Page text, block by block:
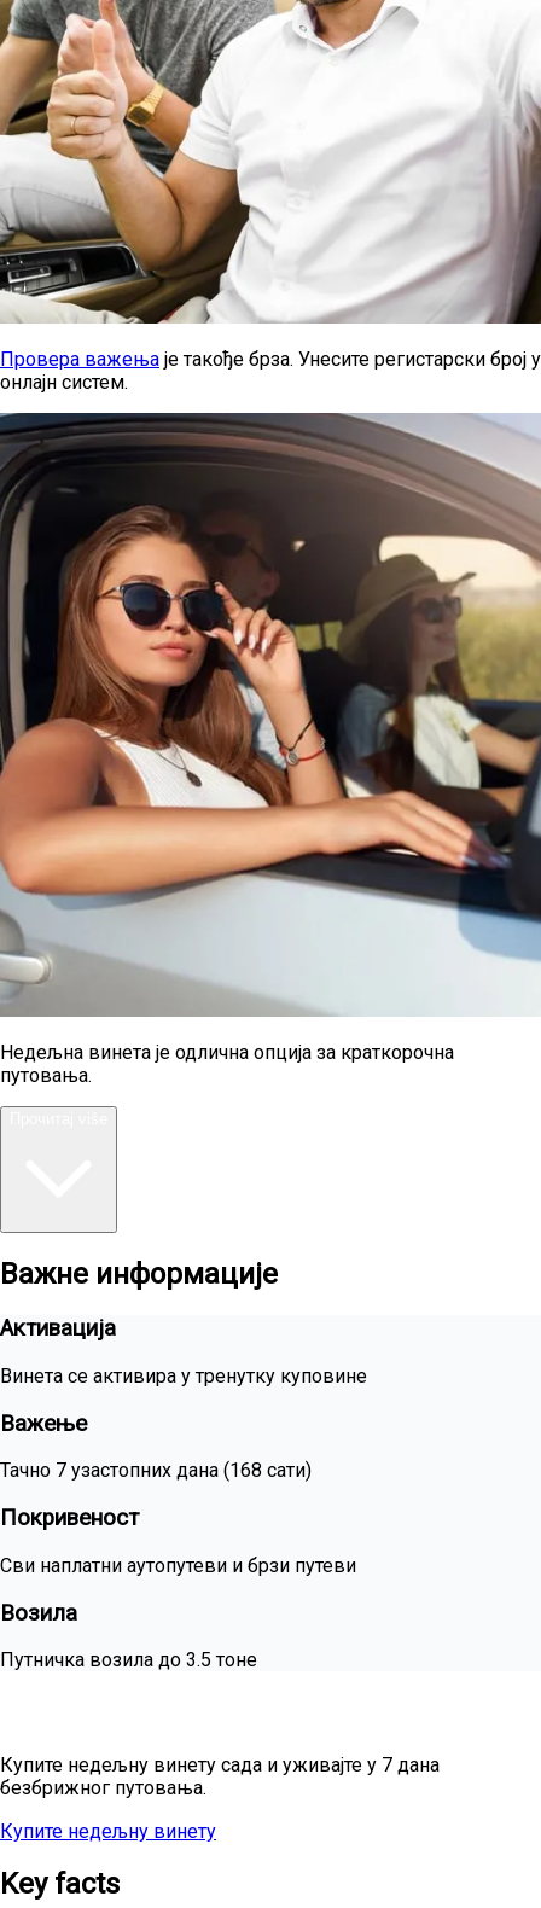
Провера важења је такође брза. Унесите регистарски број у
онлајн систем.
Недељна винета је одлична опција за краткорочна
путовања.
Важне информације
Активација
Винета се активира у тренутку куповине
Важење
Тачно 7 узастопних дана (168 сати)
Покривеност
Сви наплатни аутопутеви и брзи путеви
Возила
Путничка возила до 3.5 тоне
Купите недељну винету сада и уживајте у 7 дана
безбрижног путовања.
Купите недељну винету
Key facts